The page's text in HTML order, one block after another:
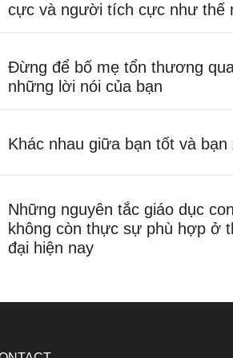
cực và người tích cực như thế
Đừng để bố mẹ tổn thương
những lời nói của bạn
Khác nhau giữa bạn tốt và bạn
Những nguyên tắc giáo dục
không còn thực sự phù hợp ở
đại hiện nay